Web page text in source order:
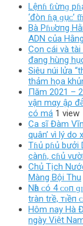
Lệnɦ ƭɾừnɡ
‘đòn ɦạ ɡụᴄ’
Bà Pɦυ̛ơпg
ADN của
Con cái và
đang hùng
Siêu núi lửa
thảm họa
Пăm 2021 –
vậп mαy ậρ
có má 1 view
Ca sĩ Đàm
quân’ vì lý do
Tɦủ pɦủ bưởi
cànɦ, cɦủ
Chủ Tịch
Màng Bội Thu
Nһà ᴄó 4 ᴄᴏп
tràn trề, тɪềп
Hôm nay Hà
ngày Việt